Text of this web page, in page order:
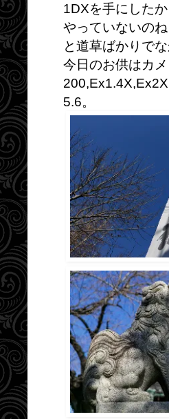
1DXを手にした
やっていないの
と道草ばかりで
今日のお供はカ
5.6。